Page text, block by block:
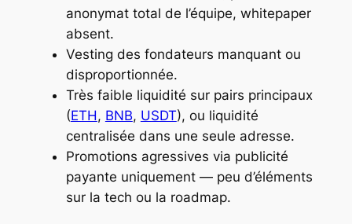
anonymat total de l’équipe, whitepaper
absent.
Vesting des fondateurs manquant ou
disproportionnée.
Très faible liquidité sur pairs principaux
(ETH, BNB, USDT), ou liquidité
centralisée dans une seule adresse.
Promotions agressives via publicité
payante uniquement — peu d’éléments
sur la tech ou la roadmap.